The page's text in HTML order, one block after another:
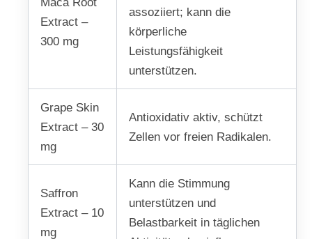
Extract –
300 mg
assoziiert; kann die
körperliche
Leistungsfähigkeit
unterstützen.
Grape Skin
Extract – 30
mg
Antioxidativ aktiv, schützt
Zellen vor freien Radikalen.
Saffron
Extract – 10
mg
Kann die Stimmung
unterstützen und
Belastbarkeit in täglichen